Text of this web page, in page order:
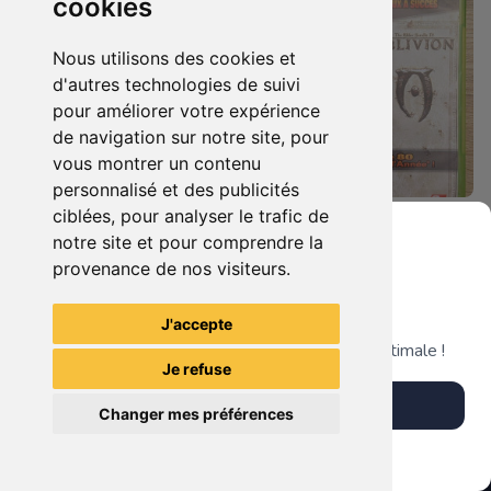
cookies
Nous utilisons des cookies et
d'autres technologies de suivi
pour améliorer votre expérience
de navigation sur notre site, pour
vous montrer un contenu
personnalisé et des publicités
ciblées, pour analyser le trafic de
notre site et pour comprendre la
provenance de nos visiteurs.
J'accepte
Je refuse
Changer mes préférences
5.90 € 0
Bioshock - Infinite Xbox 360
7.90 €
TheGamingR83
Grenier du Geek
Télécharge notre app pour une expérience optimale !
Télécharger l'app